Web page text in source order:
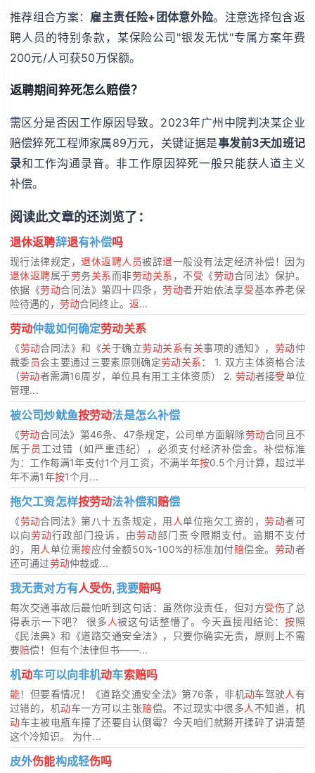
推荐组合方案： 雇主责任险+团体意外险。注意选择包含返
聘人员的特别条款，某保险公司"银发无忧"专属方案年费
200元/人可获50万保额。
返聘期间猝死怎么赔偿？
需区分是否因工作原因导致。2023年广州中院判决某企业
赔偿猝死工程师家属89万元，关键证据是事发前3天加班记
录和工作沟通录音。非工作原因猝死一般只能获人道主义
补偿。
阅读此文章的还浏览了：
退休返聘辞退有补偿吗
现行法律规定，退休返聘人员被辞退一般没有法定经济补偿！因为
退休返聘属于劳务关系而非劳动关系 ，不受 《劳动合同法》保护。
依据《劳动合同法》第四十四条，劳动者开始依法享受基本养老保
险待遇的， 劳动合同终止。 返...
劳动仲裁如何确定劳动关系
《劳动合同法》和《关于确立劳动关系有关事项的通知》， 劳动仲
裁委员会主要通过三要素原则确定劳动关系： 1. 双方主体资格合法
（劳动者需满16周岁，单位具有用工主体资质） 2. 劳动者接受单位
管理...
被公司炒鱿鱼按劳动法是怎么补偿
《劳动合同法》第46条、47条规定，公司单方面解除劳动合同且不
属于员 工过错（如严重违纪），必须支付经济补偿金。补偿标准
为：工作每满1年支付1个月工资，不满半年按0.5个月计算，超过半
年不满1年按1个月...
拖欠工资怎样按劳动法补偿和赔偿
《劳动合同法》第八十五条规定，用 人单位拖欠工资的，劳动者可
以向劳动行政部门投诉，由劳动部门责令限期支付。逾期不支付
的，用人单位需按应付金额50%-100%的标准加付赔偿金。 劳动者
还可通过劳动仲裁或...
我无责对方有人受伤,我要赔吗
每次交通事故后最怕听到这句话：虽然你没责任，但对方受伤了总
得表示一下吧？ 很多 人被这句话整懵了。今天直接甩结论： 按照
《民法典》和《道路交通安全法》，只要你确实无责，原则上不需
要赔偿！但有个法律但书——...
机动车可以向非机动车索赔吗
能！但要看情况！《道路交通安全法》第76条，非机动车驾驶人有
过错的，机动车一方可以主张赔偿。不过现实中很多人 不知道，机
动车主被电瓶车撞了还要自认倒霉？今天咱们就掰开揉碎了讲清楚
这个冷知识。 为什...
皮外伤能构成轻伤吗